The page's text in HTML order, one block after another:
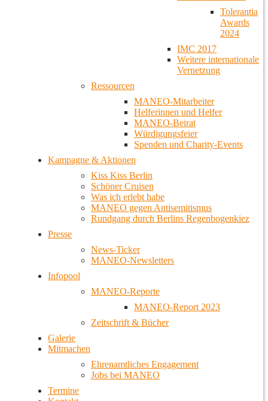
Tolerantia
Awards
2024
IMC 2017
Weitere internationale
Vernetzung
Ressourcen
MANEO-Mitarbeiter
Helferinnen und Helfer
MANEO-Beirat
Würdigungsfeier
Spenden und Charity-Events
Kampagne & Aktionen
Kiss Kiss Berlin
Schöner Cruisen
Was ich erlebt habe
MANEO gegen Antisemitismus
Rundgang durch Berlins Regenbogenkiez
Presse
News-Ticker
MANEO-Newsletters
Infopool
MANEO-Reporte
MANEO-Report 2023
Zeitschrift & Bücher
Galerie
Mitmachen
Ehrenamtliches Engagement
Jobs bei MANEO
Termine